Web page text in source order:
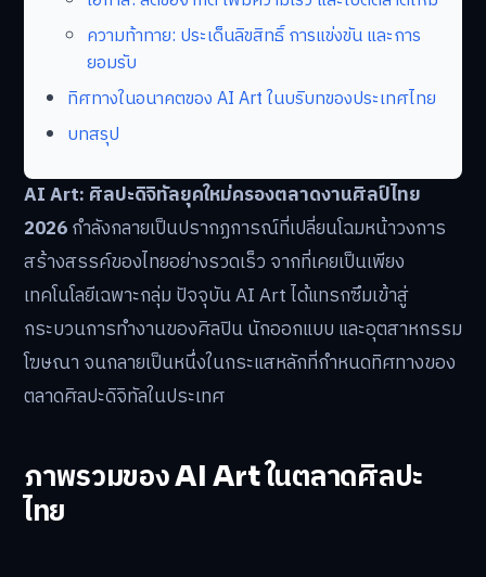
ความท้าทาย: ประเด็นลิขสิทธิ์ การแข่งขัน และการ
ยอมรับ
ทิศทางในอนาคตของ AI Art ในบริบทของประเทศไทย
บทสรุป
AI Art: ศิลปะดิจิทัลยุคใหม่ครองตลาดงานศิลป์ไทย
2026กำลังกลายเป็นปรากฏการณ์ที่เปลี่ยนโฉมหน้าวงการ
สร้างสรรค์ของไทยอย่างรวดเร็ว จากที่เคยเป็นเพียง
เทคโนโลยีเฉพาะกลุ่ม ปัจจุบัน AI Art ได้แทรกซึมเข้าสู่
กระบวนการทำงานของศิลปิน นักออกแบบ และอุตสาหกรรม
โฆษณา จนกลายเป็นหนึ่งในกระแสหลักที่กำหนดทิศทางของ
ตลาดศิลปะดิจิทัลในประเทศ
ภาพรวมของ AI Art ในตลาดศิลปะ
ไทย